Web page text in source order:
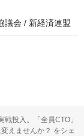
議会 / 新経済連盟
投入。「全員CTO」
えませんか？ をシェ